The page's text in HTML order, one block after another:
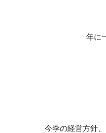
年に
今季の経営方針